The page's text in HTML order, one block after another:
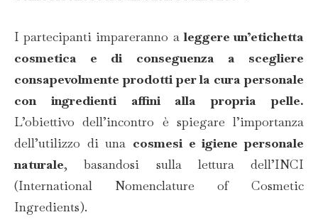
I partecipanti impareranno aleggere un’etichetta
cosmetica e di conseguenza a scegliere
consapevolmente prodotti per la cura personale
con ingredienti affini alla propria pelle.
L’obiettivo dell’incontro è spiegare l’importanza
dell’utilizzo di una cosmesi e igiene personale
naturale, basandosi sulla lettura dell’INCI
(International Nomenclature of Cosmetic
Ingredients).